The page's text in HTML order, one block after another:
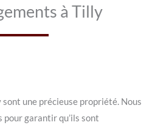
à Tilly
une précieuse propriété. Nous
pour garantir qu’ils sont